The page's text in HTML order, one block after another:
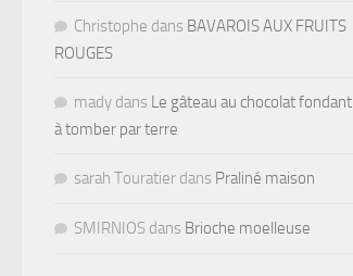
Christophe dans BAVAROIS AUX FRUITS
ROUGES
mady dans Le gâteau au chocolat fondant
à tomber par terre
sarah Touratier dans Praliné maison
SMIRNIOS dans Brioche moelleuse